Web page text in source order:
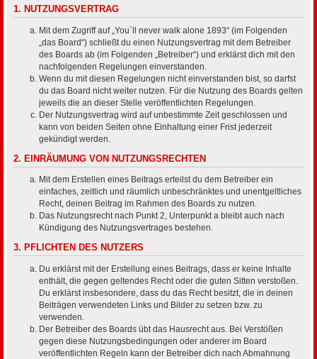
1. NUTZUNGSVERTRAG
Mit dem Zugriff auf „You`ll never walk alone 1893“ (im Folgenden
„das Board“) schließt du einen Nutzungsvertrag mit dem Betreiber
des Boards ab (im Folgenden „Betreiber“) und erklärst dich mit den
nachfolgenden Regelungen einverstanden.
Wenn du mit diesen Regelungen nicht einverstanden bist, so darfst
du das Board nicht weiter nutzen. Für die Nutzung des Boards gelten
jeweils die an dieser Stelle veröffentlichten Regelungen.
Der Nutzungsvertrag wird auf unbestimmte Zeit geschlossen und
kann von beiden Seiten ohne Einhaltung einer Frist jederzeit
gekündigt werden.
2. EINRÄUMUNG VON NUTZUNGSRECHTEN
Mit dem Erstellen eines Beitrags erteilst du dem Betreiber ein
einfaches, zeitlich und räumlich unbeschränktes und unentgeltliches
Recht, deinen Beitrag im Rahmen des Boards zu nutzen.
Das Nutzungsrecht nach Punkt 2, Unterpunkt a bleibt auch nach
Kündigung des Nutzungsvertrages bestehen.
3. PFLICHTEN DES NUTZERS
Du erklärst mit der Erstellung eines Beitrags, dass er keine Inhalte
enthält, die gegen geltendes Recht oder die guten Sitten verstoßen.
Du erklärst insbesondere, dass du das Recht besitzt, die in deinen
Beiträgen verwendeten Links und Bilder zu setzen bzw. zu
verwenden.
Der Betreiber des Boards übt das Hausrecht aus. Bei Verstößen
gegen diese Nutzungsbedingungen oder anderer im Board
veröffentlichten Regeln kann der Betreiber dich nach Abmahnung